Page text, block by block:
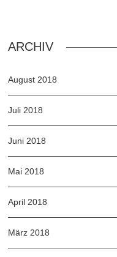
ARCHIV
August 2018
Juli 2018
Juni 2018
Mai 2018
April 2018
März 2018